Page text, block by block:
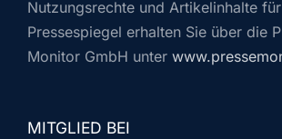
Nutzungsrechte und Artikelinhalte
Pressespiegel erhalten Sie über die
Monitor GmbH unter
MITGLIED BEI